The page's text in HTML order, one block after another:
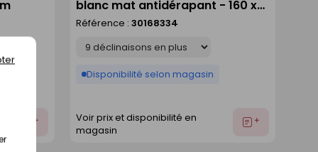
Ajouter
commeblanc mat antidérapant - 160 x
80 cm
Référence : 30168334
Disponibilité selon magasin
Voir prix et disponibilité en
magasin
Ajouter
comme